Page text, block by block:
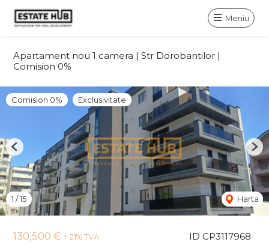
Meniu
Apartament nou 1 camera | Str Dorobantilor |
Comision 0%
ID CP3117968
130,500 € + 21% TVA
Comision 0% Exclusivitate
1 /15 Harta
Previous